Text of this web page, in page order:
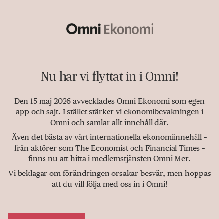
Nu har vi flyttat in i Omni!
Den 15 maj 2026 avvecklades Omni Ekonomi som egen
app och sajt. I stället stärker vi ekonomibevakningen i
Omni och samlar allt innehåll där.
Även det bästa av vårt internationella ekonomiinnehåll –
från aktörer som The Economist och Financial Times –
finns nu att hitta i medlemstjänsten Omni Mer.
Vi beklagar om förändringen orsakar besvär, men hoppas
att du vill följa med oss in i Omni!